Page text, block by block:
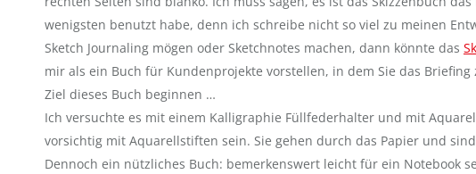
wenigsten benutzt habe, denn ich schreibe nicht so viel zu meinen
Sketch Journaling mögen oder Sketchnotes machen, dann könnte das
mir als ein Buch für Kundenprojekte vorstellen, in dem Sie das
Ziel dieses Buch beginnen …
Ich versuchte es mit einem Kalligraphie Füllfederhalter und mit
vorsichtig mit Aquarellstiften sein. Sie gehen durch das Papier und
Dennoch ein nützliches Buch: bemerkenswert leicht für ein Notebook